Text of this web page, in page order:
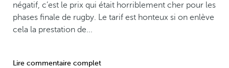
négatif, c’est le prix qui était horriblement cher pour les
phases finale de rugby. Le tarif est honteux si on enlève
cela la prestation de...
Lire commentaire complet